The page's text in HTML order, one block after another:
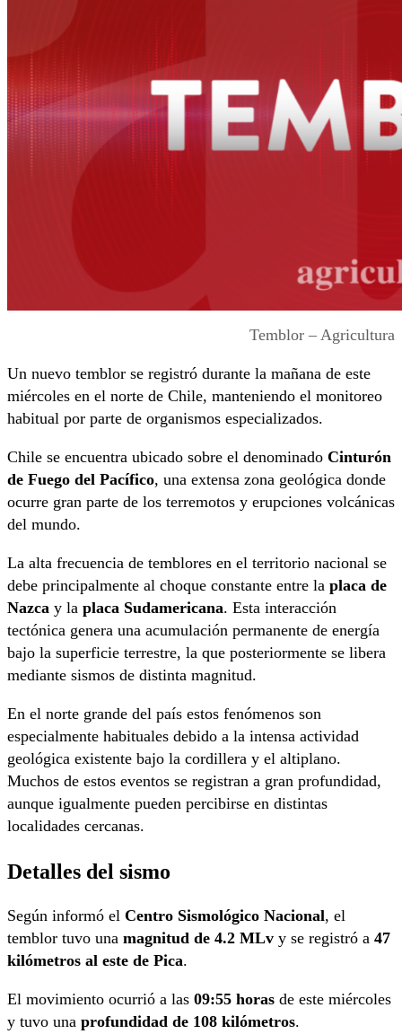
Temblor – Agricultura
Un nuevo temblor se registró durante la mañana de este
miércoles en el norte de Chile, manteniendo el monitoreo
habitual por parte de organismos especializados.
Chile se encuentra ubicado sobre el denominado Cinturón
de Fuego del Pacífico, una extensa zona geológica donde
ocurre gran parte de los terremotos y erupciones volcánicas
del mundo.
La alta frecuencia de temblores en el territorio nacional se
debe principalmente al choque constante entre la placa de
Nazca y la placa Sudamericana. Esta interacción
tectónica genera una acumulación permanente de energía
bajo la superficie terrestre, la que posteriormente se libera
mediante sismos de distinta magnitud.
En el norte grande del país estos fenómenos son
especialmente habituales debido a la intensa actividad
geológica existente bajo la cordillera y el altiplano.
Muchos de estos eventos se registran a gran profundidad,
aunque igualmente pueden percibirse en distintas
localidades cercanas.
Detalles del sismo
Según informó el Centro Sismológico Nacional, el
temblor tuvo una magnitud de 4.2 MLv y se registró a 47
kilómetros al este de Pica.
El movimiento ocurrió a las 09:55 horas de este miércoles
y tuvo una profundidad de 108 kilómetros.